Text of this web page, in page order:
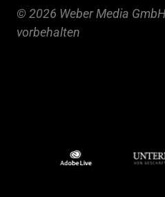
© 2026 Weber Media
vorbehalten